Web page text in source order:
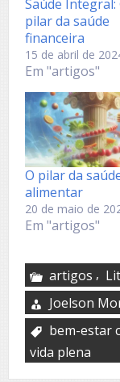
Saúde Integral:
pilar da saúde
financeira
15 de abril de
Em "artigos"
O pilar da
alimentar
20 de maio de
Em "artigos"
artigos ,
Joelson
bem-estar
vida plena